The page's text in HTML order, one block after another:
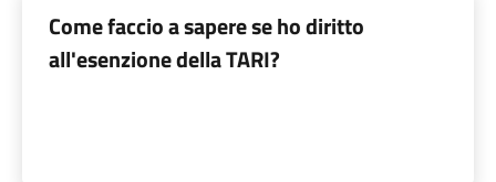
Come faccio a sapere se ho diritto
all'esenzione della TARI?